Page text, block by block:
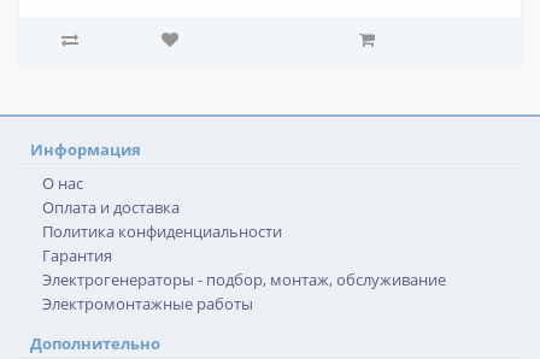
Информация
О нас
Оплата и доставка
Политика конфиденциальности
Гарантия
Электрогенераторы - подбор, монтаж, обслуживание
Электромонтажные работы
Дополнительно